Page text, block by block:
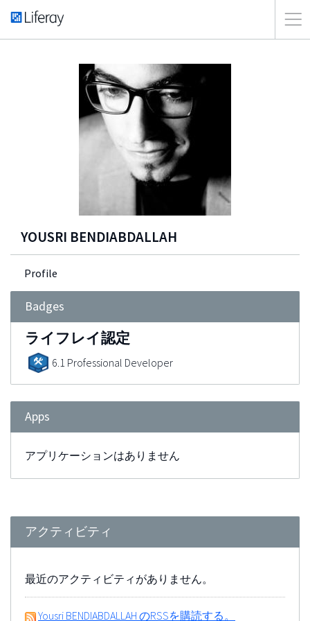
YOUSRI BENDIABDALLAH
Profile
Badges
ライフレイ認定
6.1 Professional Developer
Apps
アプリケーションはありません
アクティビティ
最近のアクティビティがありません。
Yousri BENDIABDALLAH のRSSを購読する。